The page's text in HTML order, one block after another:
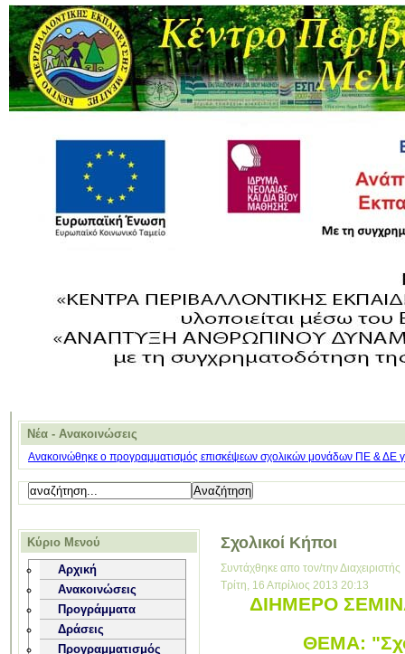
Νέα - Ανακοινώσεις
Ανακοινώθηκε ο προγραμματισμός επισκέψεων σχολικών μονάδων ΠΕ & ΔΕ
Κύριο Μενού
Αρχική
Ανακοινώσεις
Προγράμματα
Δράσεις
Προγραμματισμός
Σχολικοί Κήποι
Συντάχθηκε απο τον/την Διαχειριστής
Τρίτη, 16 Απρίλιος 2013 20:13
ΔΙΗΜΕΡΟ
ΘΕΜΑ: